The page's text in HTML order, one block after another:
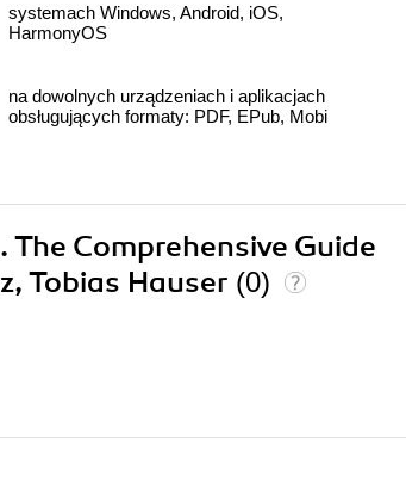
systemach Windows, Android, iOS,
HarmonyOS
na dowolnych urządzeniach i aplikacjach
obsługujących formaty: PDF, EPub, Mobi
Comprehensive Guide
Tobias Hauser (0)